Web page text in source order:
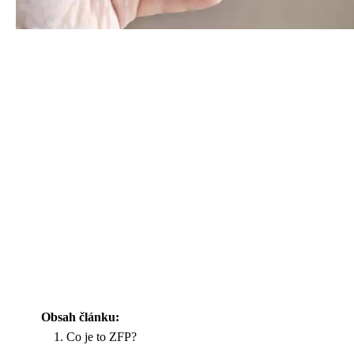
Obsah článku:
Co je to ZFP?